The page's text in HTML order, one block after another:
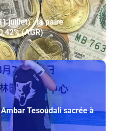
juillet) : la paire
(AGR)
Tesoudali sacrée à